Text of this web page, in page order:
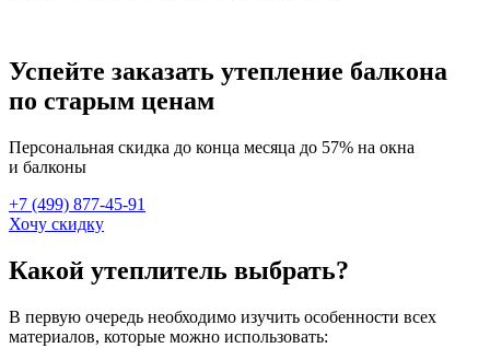
Успейте заказать утепление балкона
по старым ценам
Персональная скидка до конца месяца до 57% на окна
и балконы
+7 (499) 877-45-91
Хочу скидку
Какой утеплитель выбрать?
В первую очередь необходимо изучить особенности всех
материалов, которые можно использовать: